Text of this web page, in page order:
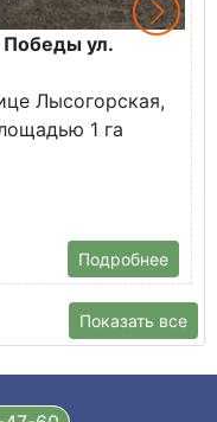
Победы ул.
Лысогорская,
1 га
Подробнее
Показать все